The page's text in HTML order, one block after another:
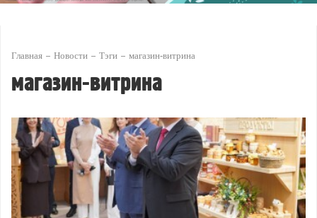
Главная Новости Тэги магазин-витрина
магазин-витрина